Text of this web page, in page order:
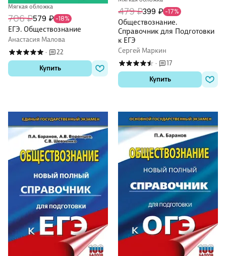
Мягкая обложка
706 ₽579 ₽ -18%
ЕГЭ. Обществознание
Анастасия Малова
·
22
Купить
479 ₽399 ₽ -17%
Обществознание.
Справочник для Подготовки
к ЕГЭ
Сергей Маркин
·
17
Купить